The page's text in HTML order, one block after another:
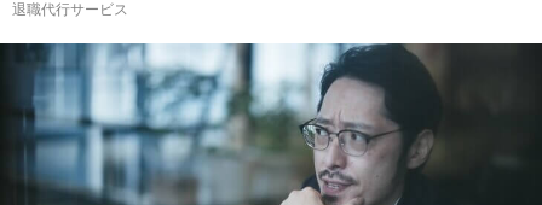
退職代行サービス